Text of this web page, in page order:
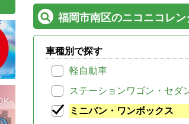
福岡市南区のニコニコレ
車種別で探す
軽自動車
ステーションワゴン・セダ
ミニバン・ワンボックス